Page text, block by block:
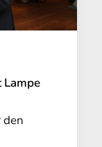
Lampe